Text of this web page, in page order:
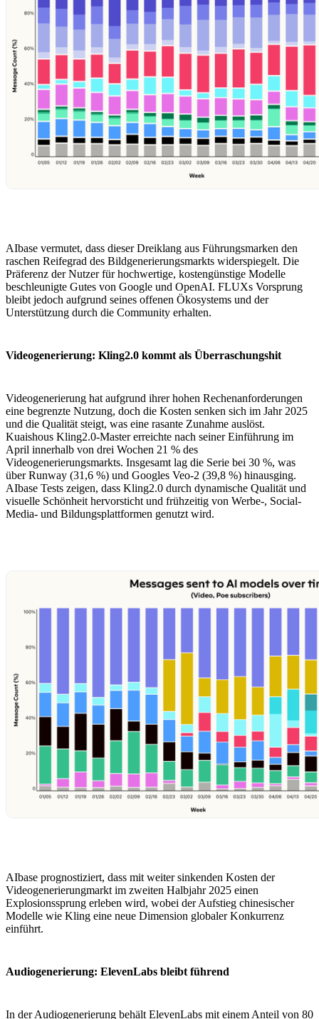
AIbase vermutet, dass dieser Dreiklang aus Führungsmarken den
raschen Reifegrad des Bildgenerierungsmarkts widerspiegelt. Die
Präferenz der Nutzer für hochwertige, kostengünstige Modelle
beschleunigte Gutes von Google und OpenAI. FLUXs Vorsprung
bleibt jedoch aufgrund seines offenen Ökosystems und der
Unterstützung durch die Community erhalten.
Videogenerierung: Kling2.0 kommt als Überraschungshit
Videogenerierung hat aufgrund ihrer hohen Rechenanforderungen
eine begrenzte Nutzung, doch die Kosten senken sich im Jahr 2025
und die Qualität steigt, was eine rasante Zunahme auslöst.
Kuaishous Kling2.0-Master erreichte nach seiner Einführung im
April innerhalb von drei Wochen 21 % des
Videogenerierungsmarkts. Insgesamt lag die Serie bei 30 %, was
über Runway (31,6 %) und Googles Veo-2 (39,8 %) hinausging.
AIbase Tests zeigen, dass Kling2.0 durch dynamische Qualität und
visuelle Schönheit hervorsticht und frühzeitig von Werbe-, Social-
Media- und Bildungsplattformen genutzt wird.
AIbase prognostiziert, dass mit weiter sinkenden Kosten der
Videogenerierungmarkt im zweiten Halbjahr 2025 einen
Explosionssprung erleben wird, wobei der Aufstieg chinesischer
Modelle wie Kling eine neue Dimension globaler Konkurrenz
einführt.
Audiogenerierung: ElevenLabs bleibt führend
In der Audiogenerierung behält ElevenLabs mit einem Anteil von 80